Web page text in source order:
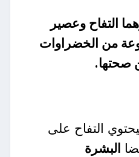
التفاح وعصير
من الخضراوات
صحتها.
التفاح على
البشرة